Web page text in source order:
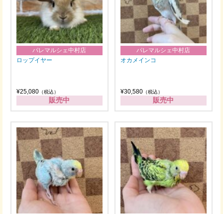
パレマルシェ中村店
ロップイヤー
¥25,080 （税込）
販売中
パレマルシェ中村店
オカメインコ
¥30,580 （税込）
販売中